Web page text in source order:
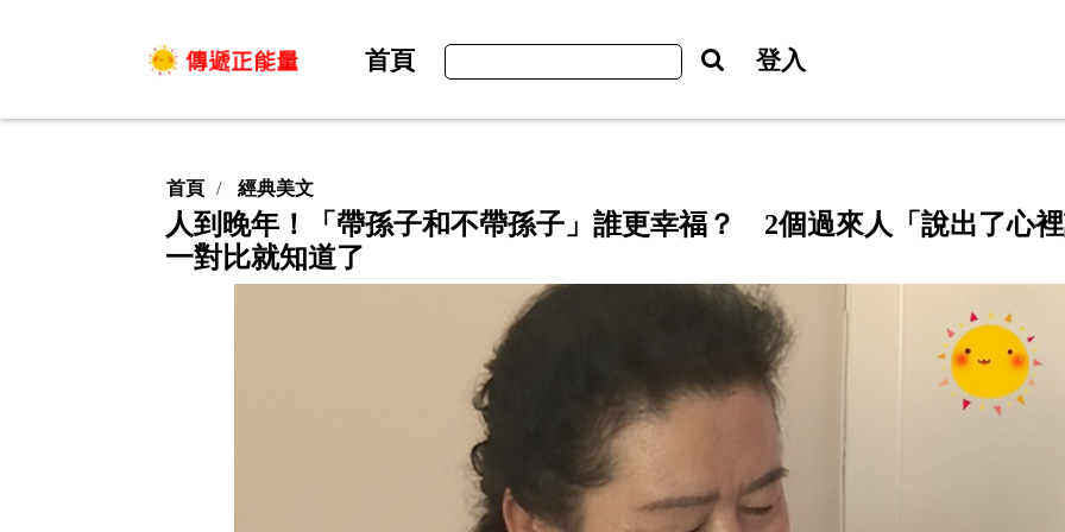
首頁 登入
首頁 經典美文
人到晚年！「帶孫子和不帶孫子」誰更幸福？ 2個過來人「說出了心
一對比就知道了